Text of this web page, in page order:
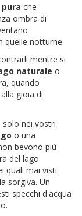
che
ombra di
quelle notturne.
mentre si
naturale o
quando
gioia di
solo nei vostri
o una
bevono più
del lago
quali mai visti
sorgiva. Un
specchi d'acqua